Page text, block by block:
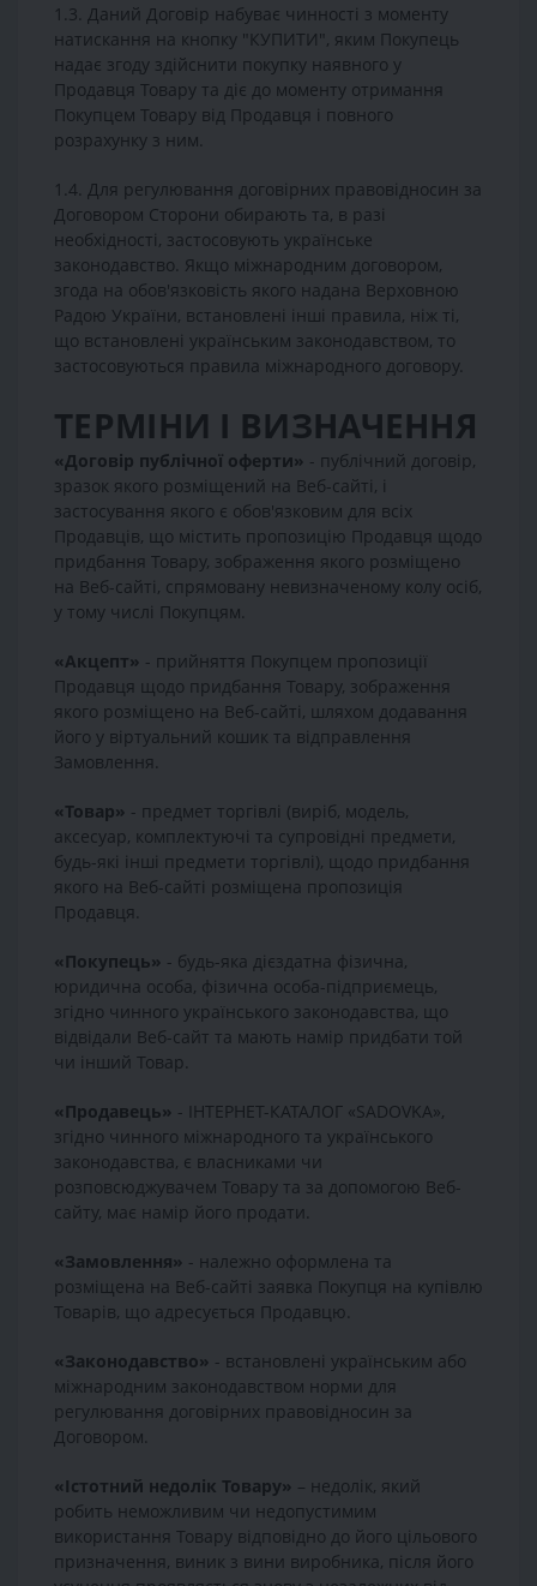
1.3. Даний Договір набуває чинності з моменту
натискання на кнопку "КУПИТИ", яким Покупець
надає згоду здійснити покупку наявного у
Продавця Товару та діє до моменту отримання
Покупцем Товару від Продавця і повного
розрахунку з ним.
1.4. Для регулювання договірних правовідносин за
Договором Сторони обирають та, в разі
необхідності, застосовують українське
законодавство. Якщо міжнародним договором,
згода на обов'язковість якого надана Верховною
Радою України, встановлені інші правила, ніж ті,
що встановлені українським законодавством, то
застосовуються правила міжнародного договору.
ТЕРМІНИ І ВИЗНАЧЕННЯ
«Договір публічної оферти» - публічний договір,
зразок якого розміщений на Веб-сайті, і
застосування якого є обов'язковим для всіх
Продавців, що містить пропозицію Продавця щодо
придбання Товару, зображення якого розміщено
на Веб-сайті, спрямовану невизначеному колу осіб,
у тому числі Покупцям.
«Акцепт» - прийняття Покупцем пропозиції
Продавця щодо придбання Товару, зображення
якого розміщено на Веб-сайті, шляхом додавання
його у віртуальний кошик та відправлення
Замовлення.
«Товар» - предмет торгівлі (виріб, модель,
аксесуар, комплектуючі та супровідні предмети,
будь-які інші предмети торгівлі), щодо придбання
якого на Веб-сайті розміщена пропозиція
Продавця.
«Покупець» - будь-яка дієздатна фізична,
юридична особа, фізична особа-підприємець,
згідно чинного українського законодавства, що
відвідали Веб-сайт та мають намір придбати той
чи інший Товар.
«Продавець» - ІНТЕРНЕТ-КАТАЛОГ «SADOVKA»,
згідно чинного міжнародного та українського
законодавства, є власниками чи
розповсюджувачем Товару та за допомогою Веб-
сайту, має намір його продати.
«Замовлення» - належно оформлена та
розміщена на Веб-сайті заявка Покупця на купівлю
Товарів, що адресується Продавцю.
«Законодавство» - встановлені українським або
міжнародним законодавством норми для
регулювання договірних правовідносин за
Договором.
«Істотний недолік Товару» – недолік, який
робить неможливим чи недопустимим
використання Товару відповідно до його цільового
призначення, виник з вини виробника, після його